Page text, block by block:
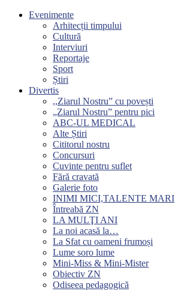
Evenimente
Arhitecții timpului
Cultură
Interviuri
Reportaje
Sport
Știri
Divertis
,,Ziarul Nostru” cu povești
„Ziarul Nostru” pentru pici
ABC-UL MEDICAL
Alte Știri
Cititorul nostru
Concursuri
Cuvinte pentru suflet
Fără cravată
Galerie foto
INIMI MICI,TALENTE MARI
Întreabă ZN
LA MULŢI ANI
La noi acasă la…
La Sfat cu oameni frumoși
Lume soro lume
Mini-Miss & Mini-Mister
Obiectiv ZN
Odiseea pedagogică